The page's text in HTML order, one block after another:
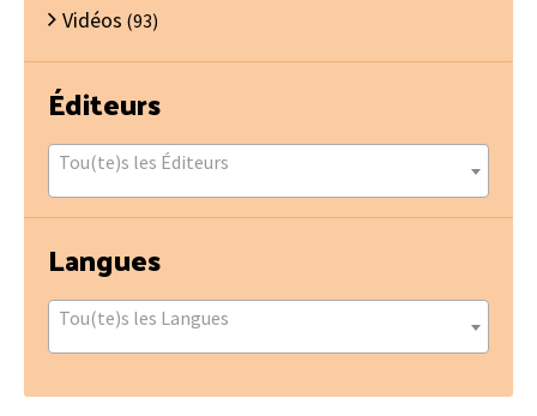
Vidéos (93)
Éditeurs
Tou(te)s les Éditeurs
Langues
Tou(te)s les Langues